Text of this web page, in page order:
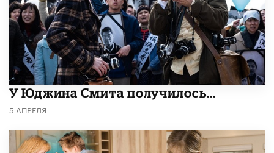
У Юджина Смита получилось...
5 АПРЕЛЯ